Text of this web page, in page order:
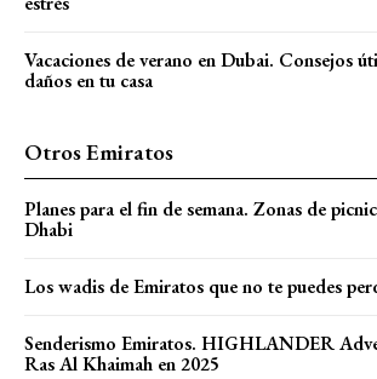
Vacaciones de verano en Dubai. Consejos
daños en tu casa
Otros Emiratos
Planes para el fin de semana. Zonas de
Dhabi
Los wadis de Emiratos que no te puedes
Senderismo Emiratos. HIGHLANDER
Ras Al Khaimah en 2025